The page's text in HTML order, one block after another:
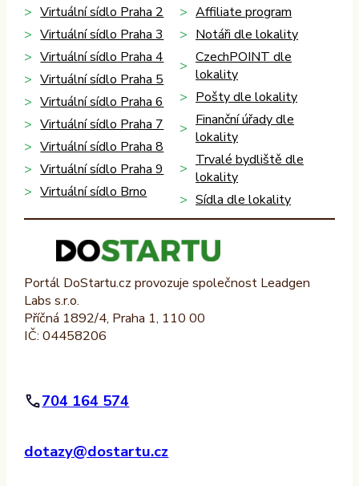
Virtuální sídlo Praha 2
Virtuální sídlo Praha 3
Virtuální sídlo Praha 4
Virtuální sídlo Praha 5
Virtuální sídlo Praha 6
Virtuální sídlo Praha 7
Virtuální sídlo Praha 8
Virtuální sídlo Praha 9
Virtuální sídlo Brno
Affiliate program
Notáři dle lokality
CzechPOINT dle
lokality
Pošty dle lokality
Finanční úřady dle
lokality
Trvalé bydliště dle
lokality
Sídla dle lokality
Portál DoStartu.cz provozuje společnost Leadgen
Labs s.r.o.
Příčná 1892/4, Praha 1, 110 00
IČ: 04458206
704 164 574
dotazy@dostartu.cz